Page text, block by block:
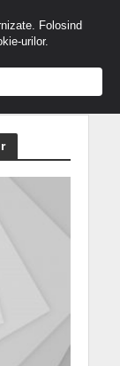
Folosind
urilor.